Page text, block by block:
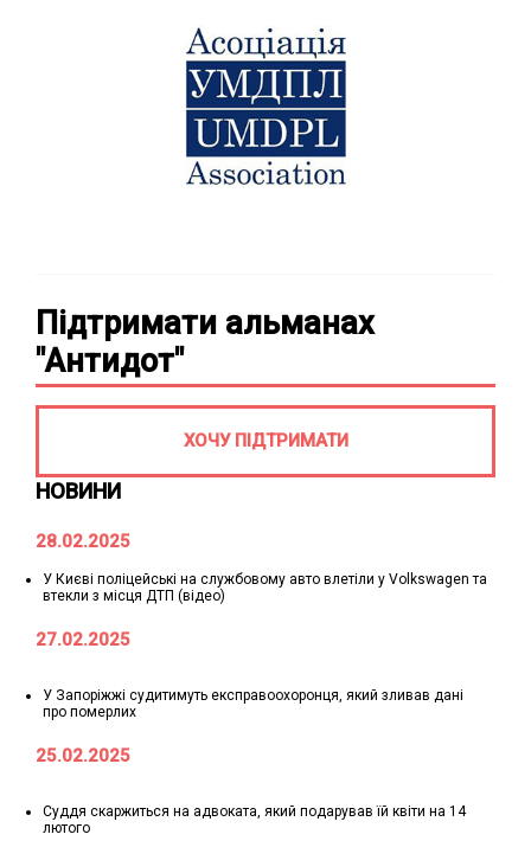
НОВИНИ
28.02.2025
У Києві поліцейські на службовому авто влетіли у Volkswagen та
втекли з місця ДТП (відео)
27.02.2025
У Запоріжжі судитимуть експравоохоронця, який зливав дані
про померлих
25.02.2025
Суддя скаржиться на адвоката, який подарував їй квіти на 14
лютого
Підтримати альманах
"Антидот"
ХОЧУ ПІДТРИМАТИ